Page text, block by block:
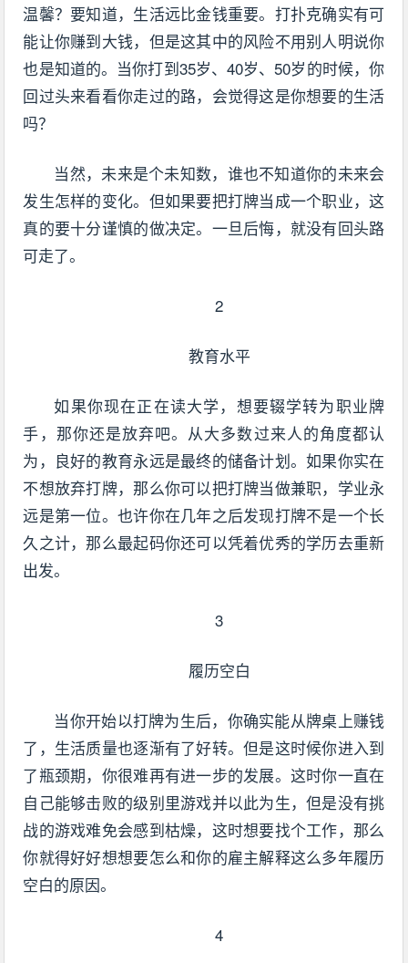
温馨？要知道，生活远比金钱重要。打扑克确实有可
能让你赚到大钱，但是这其中的风险不用别人明说你
也是知道的。当你打到35岁、40岁、50岁的时候，你
回过头来看看你走过的路，会觉得这是你想要的生活
吗？
当然，未来是个未知数，谁也不知道你的未来会
发生怎样的变化。但如果要把打牌当成一个职业，这
真的要十分谨慎的做决定。一旦后悔，就没有回头路
可走了。
2
教育水平
如果你现在正在读大学，想要辍学转为职业牌
手，那你还是放弃吧。从大多数过来人的角度都认
为，良好的教育永远是最终的储备计划。如果你实在
不想放弃打牌，那么你可以把打牌当做兼职，学业永
远是第一位。也许你在几年之后发现打牌不是一个长
久之计，那么最起码你还可以凭着优秀的学历去重新
出发。
3
履历空白
当你开始以打牌为生后，你确实能从牌桌上赚钱
了，生活质量也逐渐有了好转。但是这时候你进入到
了瓶颈期，你很难再有进一步的发展。这时你一直在
自己能够击败的级别里游戏并以此为生，但是没有挑
战的游戏难免会感到枯燥，这时想要找个工作，那么
你就得好好想想要怎么和你的雇主解释这么多年履历
空白的原因。
4